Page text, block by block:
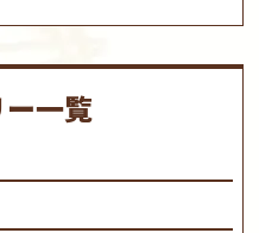
は、馬の品種と血統にこ
の質の向上を目指し、生
産･育成･調教を一貫して行います。カナディアンキャ
報はこちら
一覧